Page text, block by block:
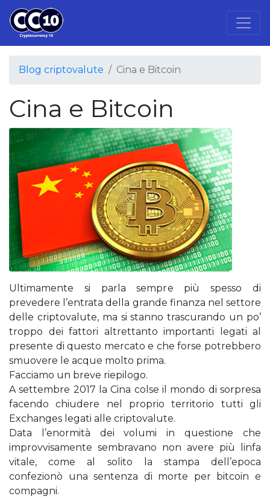
Blog criptovalute Cina e Bitcoin
Cina e Bitcoin
Ultimamente si parla sempre più spesso di
prevedere l’entrata della grande finanza nel settore
delle criptovalute, ma si stanno trascurando un po’
troppo dei fattori altrettanto importanti legati al
presente di questo mercato e che forse potrebbero
smuovere le acque molto prima.
Facciamo un breve riepilogo.
A settembre 2017 la Cina colse il mondo di sorpresa
facendo chiudere nel proprio territorio tutti gli
Exchanges legati alle criptovalute.
Data l’enormità dei volumi in questione che
improvvisamente sembravano non avere più linfa
vitale, come al solito la stampa dell’epoca
confezionò una sentenza di morte per bitcoin e
compagni.